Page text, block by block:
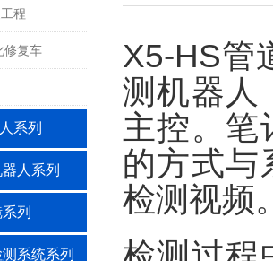
程
修复车
系列
人系列
列
系统系列
X5-HS管
测机器人
主控。笔
的方式与
检测视频